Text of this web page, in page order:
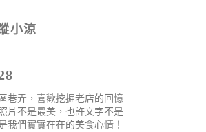
小涼
巷弄，喜歡挖掘老店的回憶
片不是最美，也許文字不是
我們實實在在的美食心情！